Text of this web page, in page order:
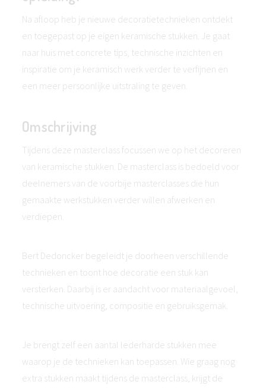
Na afloop heb je nieuwe decoratietechnieken ontdekt
en toegepast op je eigen keramische stukken. Je gaat
naar huis met concrete tips, technische inzichten en
inspiratie om je keramisch werk verder te verfijnen en
een meer persoonlijke uitstraling te geven.
Omschrijving
Tijdens deze masterclass focussen we op het decoreren
van keramische stukken. De masterclass is bedoeld voor
deelnemers van de voorbije masterclasses die hun
gemaakte werkstukken verder willen afwerken en
verdiepen.
Bert Dedoncker begeleidt je doorheen verschillende
technieken en toont hoe decoratie een stuk kan
versterken. Daarbij is er aandacht voor materiaalgevoel,
technische uitvoering, compositie en gebruiksgemak.
Je brengt zelf een aantal lederharde stukken mee
waarop je de technieken kan toepassen. Wie graag nog
extra stukken maakt tijdens de masterclass, krijgt de